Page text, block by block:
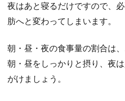
夜はあと寝るだけですので、
肪へと変わってしまいます。
朝・昼・夜の食事量の割合は
朝・昼をしっかりと摂り、夜
がけましょう。